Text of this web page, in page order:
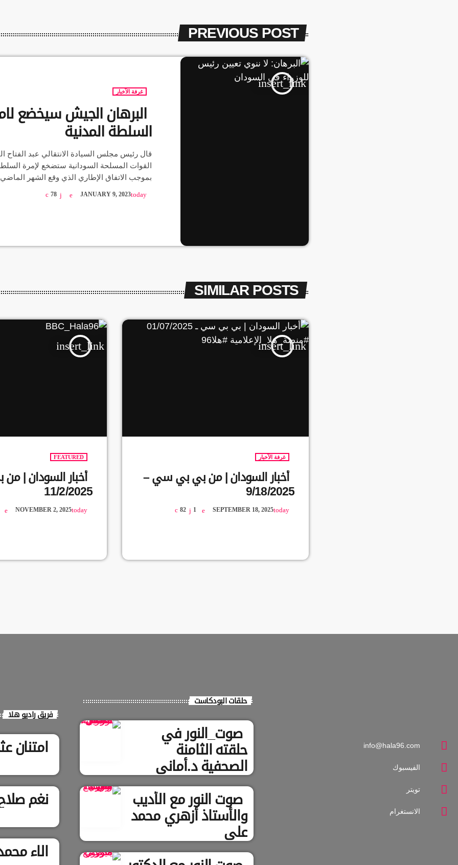
PREVIOUS POST
insert_link
غرفة الآخبار
البرهان الجيش سيخضع
السلطة المدنية
قال رئيس مجلس السيادة الانتقالي عبد الفتاح
القوات المسلحة السودانية ستضخع لإمرة
بموجب الاتفاق الإطاري الذي وقع الشهر
الديمقراطي، وهدفنا تحقيق تحول ديمقراطي
الداعمين للعملية السياسة في بلادنا”.
today
JANUARY 9, 2023
78
SIMILAR POSTS
insert_link
FEATURED
أخبار السودان |
11/2/2025
today
NOVEMBER 2, 2025
insert_link
غرفة الآخبار
أخبار السودان | من بي بي سي –
9/18/2025
today
SEPTEMBER 18, 2025
82 1
info@hala96.com
الفيسبوك
تويتر
الانستغرام
حلقات البودكاست
صوت_النور في
حلقته الثامنة
الصحفية د.أماني
الطويل
صوت النور مع الأديب
والأستاذ أزهري محمد
علي
فريق راديو هلا
امتنان
نغم صلاح
الاء